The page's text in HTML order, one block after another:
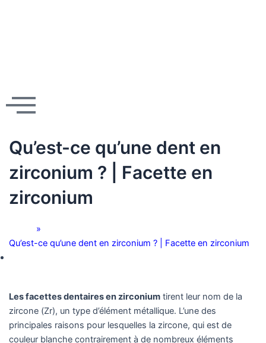
Qu’est-ce qu’une dent en
zirconium ? | Facette en
zirconium
»
Qu’est-ce qu’une dent en zirconium ? | Facette en zirconium
Les facettes dentaires en zirconium tirent leur nom de la
zircone (Zr), un type d’élément métallique. L’une des
principales raisons pour lesquelles la zircone, qui est de
couleur blanche contrairement à de nombreux éléments